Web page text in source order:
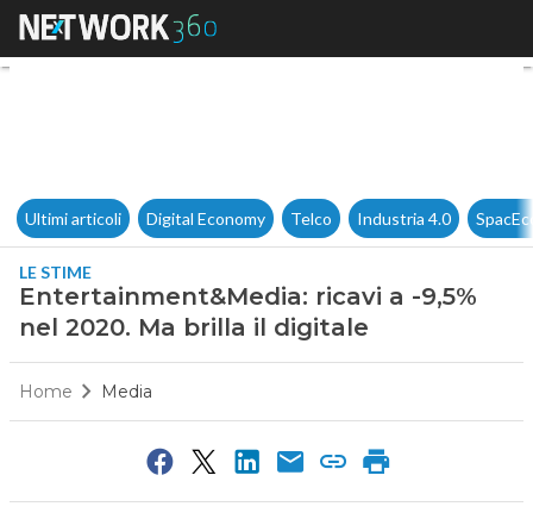
Entertainment&Media: ricavi
Ultimi articoli Digital Economy Telco Industria 4.0
LE STIME
Entertainment&Media: ricavi a -9,5%
nel 2020. Ma brilla il digitale
Home Media